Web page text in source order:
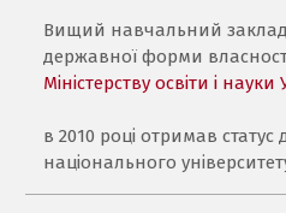
Вищий навчальний
державної форми
Міністерству освіти і науки
в 2010 році отримав статус
національного